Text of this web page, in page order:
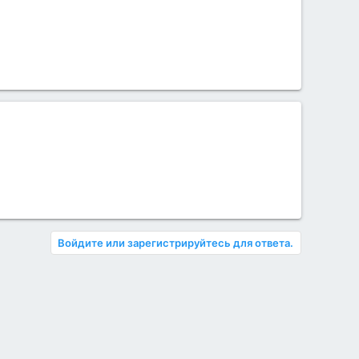
Войдите или зарегистрируйтесь для ответа.